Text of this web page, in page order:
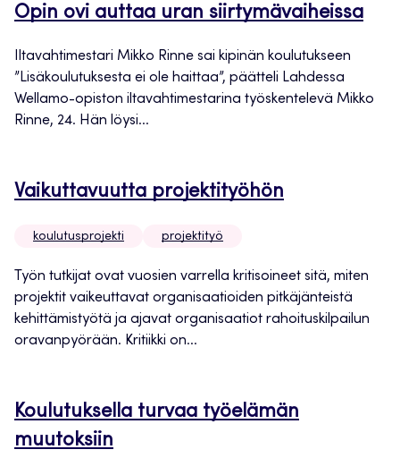
Opin ovi auttaa uran siirtymävaiheissa
Iltavahtimestari Mikko Rinne sai kipinän koulutukseen
”Lisäkoulutuksesta ei ole haittaa”, päätteli Lahdessa
Wellamo-opiston iltavahtimestarina työskentelevä Mikko
Rinne, 24. Hän löysi...
Vaikuttavuutta projektityöhön
koulutusprojekti projektityö
Työn tutkijat ovat vuosien varrella kritisoineet sitä, miten
projektit vaikeuttavat organisaatioiden pitkäjänteistä
kehittämistyötä ja ajavat organisaatiot rahoituskilpailun
oravanpyörään. Kritiikki on...
Koulutuksella turvaa työelämän
muutoksiin